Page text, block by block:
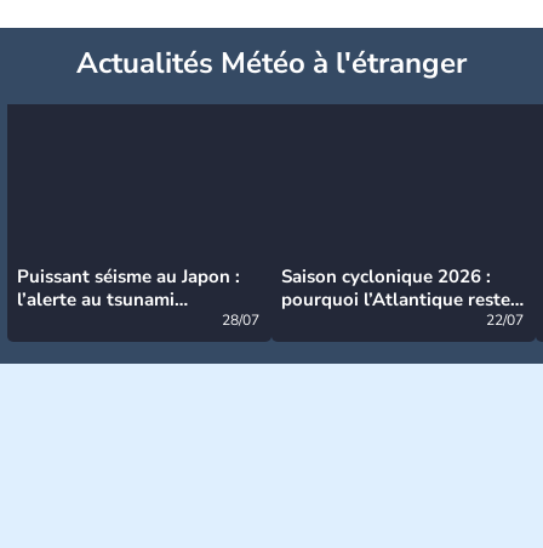
Actualités Météo à l'étranger
Puissant séisme au Japon :
l’alerte au tsunami
28/07
Saison cyclonique 2026 :
pourquoi l’Atlantique reste
22/07